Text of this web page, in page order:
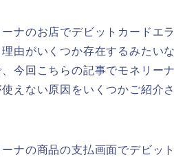
ナのお店でデビットカードエラ
由がいくつか存在するみたいな
今回こちらの記事でモネリーナ
えない原因をいくつかご紹介さ
ナの商品の支払画面でデビット